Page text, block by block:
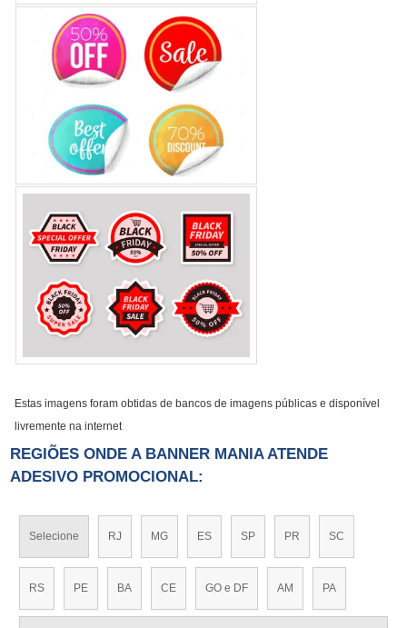
Estas imagens foram obtidas de bancos de imagens públicas e disponível
livremente na internet
REGIÕES ONDE A BANNER MANIA ATENDE
ADESIVO PROMOCIONAL:
Selecione RJ MG ES SP PR SC
RS PE BA CE GO e DF AM PA